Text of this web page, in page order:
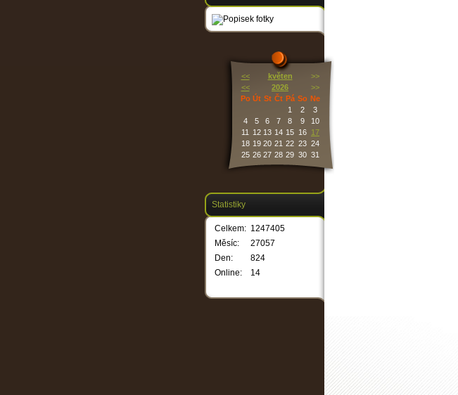
<< květen
>>
<<
2026
>>
Po Út St Čt Pá So Ne
1
2
3
4
5 6 7 8 9
10
11
12 13 14 15 16
17
18 19 20 21 22 23 24
25 26 27 28 29 30 31
Statistiky
Online: 14
Celkem: 1247405
Měsíc:
27057
Den:
824